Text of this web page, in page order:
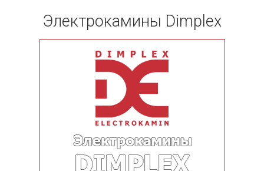
Электрокамины Dimplex